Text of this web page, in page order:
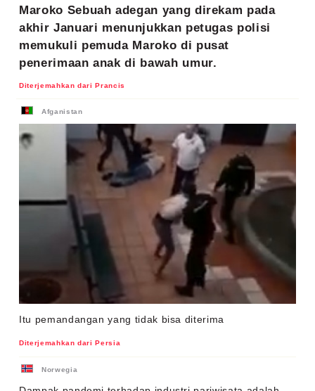
Maroko Sebuah adegan yang direkam pada
akhir Januari menunjukkan petugas polisi
memukuli pemuda Maroko di pusat
penerimaan anak di bawah umur.
Diterjemahkan dari Prancis
Afganistan
Itu pemandangan yang tidak bisa diterima
Diterjemahkan dari Persia
Norwegia